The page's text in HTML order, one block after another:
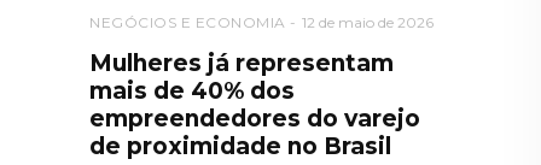
NEGÓCIOS E ECONOMIA 12 de maio de 2026
Mulheres já representam
mais de 40% dos
empreendedores do varejo
de proximidade no Brasil